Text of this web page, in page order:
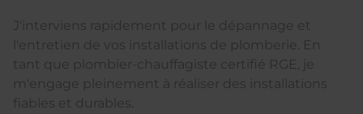
J'interviens rapidement pour le dépannage et
l'entretien de vos installations de plomberie. En
tant que plombier-chauffagiste certifié RGE, je
m'engage pleinement à réaliser des installations
fiables et durables.